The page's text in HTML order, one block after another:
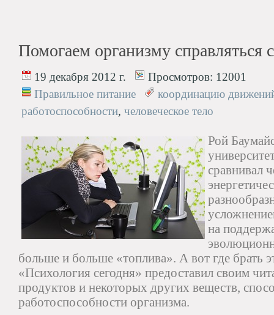
Помогаем организму справляться
19 декабря 2012 г. Просмотров: 12001
Правильное питание
координацию
работоспособности, человеческое тело
Рой
сравнивал
на
больше и больше «топлива». А вот где брать
«Психология сегодня» предоставил своим
продуктов и некоторых других веществ,
работоспособности организма.